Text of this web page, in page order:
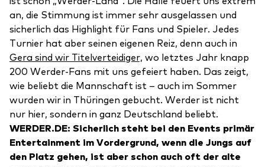
an, die Stimmung ist immer sehr ausgelassen und
sicherlich das Highlight für Fans und Spieler. Jedes
Turnier hat aber seinen eigenen Reiz, denn auch in
Gera sind wir Titelverteidiger, wo letztes Jahr knapp
200 Werder-Fans mit uns gefeiert haben. Das zeigt,
wie beliebt die Mannschaft ist – auch im Sommer
wurden wir in Thüringen gebucht. Werder ist nicht
nur hier, sondern in ganz Deutschland beliebt.
WERDER.DE: Sicherlich steht bei den Events primär
Entertainment im Vordergrund, wenn die Jungs auf
den Platz gehen, ist aber schon auch oft der alte